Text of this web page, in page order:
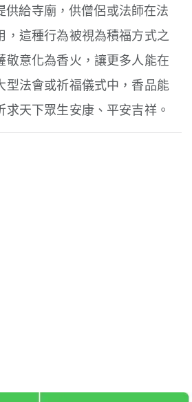
給寺廟， 供僧侶或法師在法
這種行為被視為積福方式之
意化為香火， 讓更多人能在
型法會或祈福儀式中， 香品能
求天下眾生安康、平安吉祥。